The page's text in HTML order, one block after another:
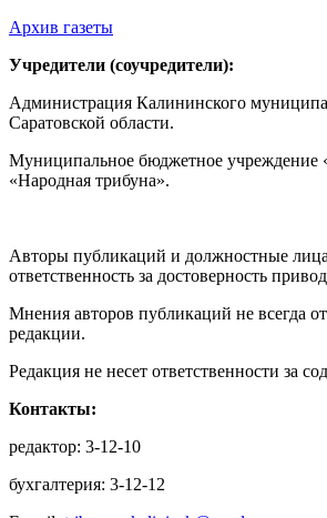
Архив газеты
Учредители (соучредители):
Администрация Калининского
Саратовской области.
Муниципальное бюджетное учреждение
«Народная трибуна».
Авторы публикаций и должностные
ответственность за достоверность
Мнения авторов публикаций не всегда
редакции.
Редакция не несет ответственности за
Контакты:
редактор: 3-12-10
бухгалтерия: 3-12-12